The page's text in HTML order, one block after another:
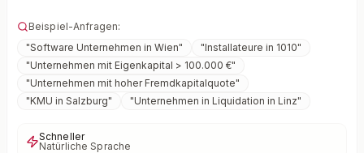
Beispiel-Anfragen:
"Software Unternehmen in Wien" "Installateure in 1010"
"Unternehmen mit Eigenkapital > 100.000 €"
"Unternehmen mit hoher Fremdkapitalquote"
"KMU in Salzburg" "Unternehmen in Liquidation in Linz"
Schneller
Natürliche Sprache